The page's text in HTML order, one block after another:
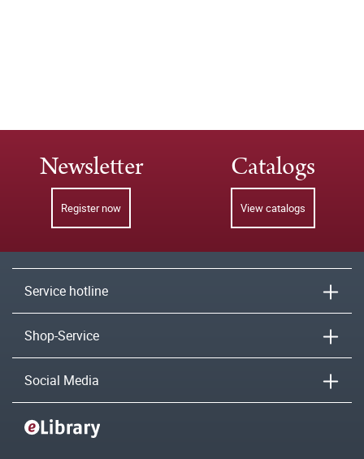
Newsletter
Register now
Catalogs
View catalogs
Service hotline
Shop-Service
Social Media